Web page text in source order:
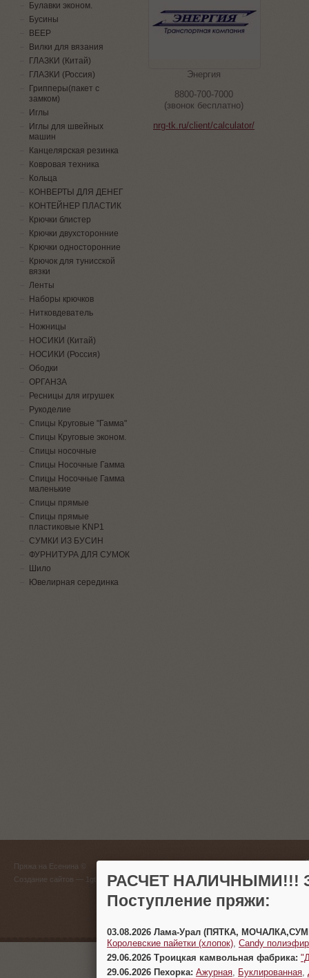
Энергия
8800-700-7000
(звонок бесплатно)
nrg-tk.ru/client/calculator/
Булавки эконом.
Бусины
ВЕЕР
Вилки для вязания
ГЛАЗКИ (Китай)
ГЛАЗКИ (Россия)
Грипперы(пакет с
замком)
Иглы
Иглы для швейных
машин
Канцелярская резинка
Ковровая техника
Кольца
КОНВЕРТЫ ДЛЯ ДЕНЕГ
КОНТЕЙНЕР ПЛАСТИК
Крючки блистер
Крючки двухсторонние
Крючки односторонние
Крючок для тунисской
вязки
Ленты
Наборы крючков
Нитковдеватель
Ножницы
НОСИКИ (Китай)
НОСИКИ (Россия)
Ободки
ОРГАНЗА
Ресницы для игрушек
Рукоделие
Спицы Круговые "Гамма"
Спицы Круговые эконом.
Спицы носочные
Спицы Носочные Гамма
Спицы Носочные Гамма
маленькие
Спицы прямые
Спицы прямые
пластиковые KNP1
СУМКИ ИЗ БУСИН
ФУРНИТУРА ДЛЯ СУМОК
Шило
Ювелирная серединка
Пряжа на Есенина ©
Создание сайтов
(383)
г.
РАСЧЕТ НАЛИЧНЫМИ!!!
Поступление пряжи:
03.08.2026 Лама-Урал (ПЯТКА,
Королевские пайетки (хлопок) Candy
29.06.2026 Троицкая камвольная фабрика:
29.06.2026 Пехорка: Ажурная Буклированная